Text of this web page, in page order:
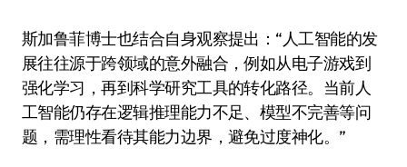
斯加鲁菲博士也结合自身观察提出：“人工智能的发
展往往源于跨领域的意外融合，例如从电子游戏到
强化学习，再到科学研究工具的转化路径。当前人
工智能仍存在逻辑推理能力不足、模型不完善等问
题，需理性看待其能力边界，避免过度神化。”